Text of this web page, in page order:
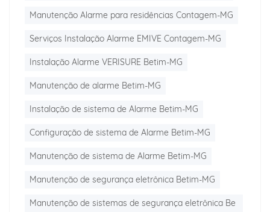
Manutenção Alarme para residências Contagem-MG
Serviços Instalação Alarme EMIVE Contagem-MG
Instalação Alarme VERISURE Betim-MG
Manutenção de alarme Betim-MG
Instalação de sistema de Alarme Betim-MG
Configuração de sistema de Alarme Betim-MG
Manutenção de sistema de Alarme Betim-MG
Manutenção de segurança eletrônica Betim-MG
Manutenção de sistemas de segurança eletrônica Be